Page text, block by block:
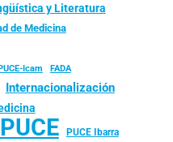
y Literatura
de Medicina
Icam FADA
Internacionalización
PUCE PUCE Ibarra